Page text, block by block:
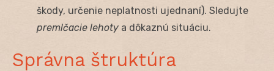
škody, určenie neplatnosti ujednaní). Sledujte
premlčacie lehoty a dôkaznú situáciu.
Správna štruktúra